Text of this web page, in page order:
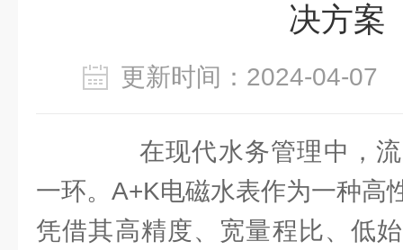
决方案
更新时间：2024-04-
在现代水务管理中，流
一环。A+K电磁水表作为一种高
凭借其高精度、宽量程比、低